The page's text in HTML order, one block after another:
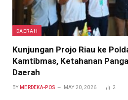
DAERAH
Kunjungan Projo Riau ke
Kamtibmas, Ketahanan
Daerah
BY MERDEKA-POS MAY 20, 2026 2